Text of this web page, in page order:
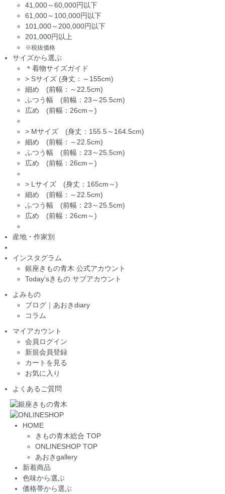
41,000～60,000円以下
61,000～100,000円以下
101,000～200,000円以下
201,000円以上
※税抜価格
サイズから選ぶ
＊着物サイズガイド
> Sサイズ (身丈：～155cm)
細め (前幅：～22.5cm)
ふつう幅 (前幅：23～25.5cm)
広め (前幅：26cm～)
> Mサイズ (身丈：155.5～164.5cm)
細め (前幅：～22.5cm)
ふつう幅 (前幅：23～25.5cm)
広め (前幅：26cm～)
> Lサイズ (身丈：165cm～)
細め (前幅：～22.5cm)
ふつう幅 (前幅：23～25.5cm)
広め (前幅：26cm～)
産地・作家別
インスタグラム
銀座きもの青木 公式アカウント
Today'sきもの サブアカウント
よみもの
ブログ｜あおきdiary
コラム
マイアカウント
会員ログイン
新規会員登録
カートを見る
お気に入り
よくあるご質問
HOME
きもの青木総合 TOP
ONLINESHOP TOP
あおきgallery
新着商品
色味から選ぶ
価格帯から選ぶ